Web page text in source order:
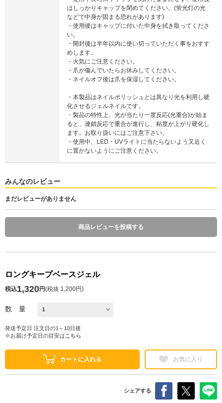
はしっかりキャップを閉めてください。(蛍光灯の光
などで中身が固まる恐れがあります)
・使用後はキャップに付いた中身を拭き取ってくださ
い。
・開封後は半年以内に使い切っていただく事をおすす
めします。
・火気にご注意ください。
・爪が傷んでいたらお休みしてください。
・ネイルオフ後は爪を保湿してください。
・本製品はネイルポリッシュとは異なり光を利用し硬
化させるジェルネイルです。
・製品の特性上、光が当たり一度反応(光重合)が始ま
ると、連鎖反応で重合が進行し、粘度が上がり硬化し
ます。お取り扱いにはご注意下さい。
・使用中、LED・UVライトに当たらないよう又近く
に置かないようにご注意ください。
みんなのレビュー
まだレビューがありません
商品レビューを投稿する
ロングキープベースジェル
税込1,320円(税抜 1,200円)
数 量
発送予定日 注文日の1～10日後
※お届け予定日の目安は こちら
カートに入れる お気に入り
シェアする